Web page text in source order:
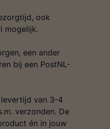
ook
mogelijk.
een ander
bij een PostNL-
van 3-4
verzonden. De
én in jouw